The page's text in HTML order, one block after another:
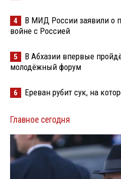
4
В МИД России заявили о
войне с Россией
5
В Абхазии впервые
молодёжный форум
6 Ереван рубит сук, на
Главное сегодня